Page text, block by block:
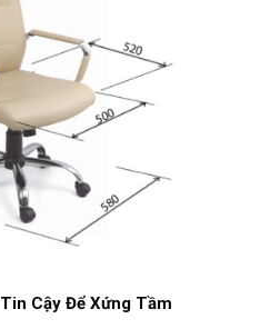
Tin Cậy Để Xứng Tầm